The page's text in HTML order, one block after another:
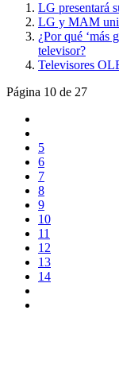
LG presentará
LG y MAM
¿Por qué ‘más
televisor?
Televisores
Página 10 de 27
5
6
7
8
9
10
11
12
13
14